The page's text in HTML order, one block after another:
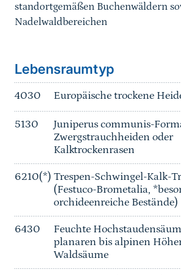
standortgemäßen Buchenwäldern
Nadelwaldbereichen
Lebensraumtyp
4030 Europäische trockene
5130
Juniperus communis-
Zwergstrauchheiden oder
Kalktrockenrasen
6210(*) Trespen-Schwingel-Kalk-
(Festuco-Brometalia,
orchideenreiche Bestände)
6430
Feuchte
planaren bis alpinen
Waldsäume